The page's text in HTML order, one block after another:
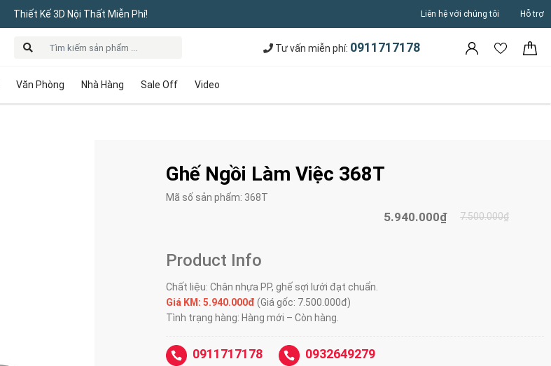
Thiết Kế 3D Nội Thất Miễn Phí! Liên hệ với chúng tôi Hỗ trợ
Văn Phòng Nhà Hàng Sale Off Video
Tư vấn miễn phí: 0911717178
Ghế Ngồi Làm Việc 368T
Mã số sản phẩm: 368T
5.940.000₫ 7.500.000₫
Product Info
Chất liệu: Chân nhựa PP, ghế sợi lưới đạt chuẩn.
Giá KM: 5.940.000đ (Giá gốc: 7.500.000đ)
Tình trạng hàng: Hàng mới – Còn hàng.
0911717178 0932649279